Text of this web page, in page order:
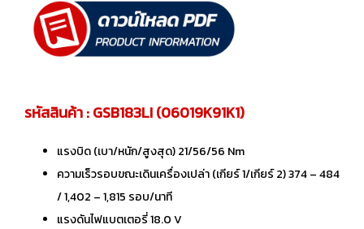
รหัสสินค้า : GSB183LI (06019K91K1)
แรงบิด (เบา/หนัก/สูงสุด) 21/56/56 Nm
ความเร็วรอบขณะเดินเครื่องเปล่า (เกียร์ 1/เกียร์ 2) 374 – 484
/ 1,402 – 1,815 รอบ/นาที
แรงดันไฟแบตเตอรี่ 18.0 V